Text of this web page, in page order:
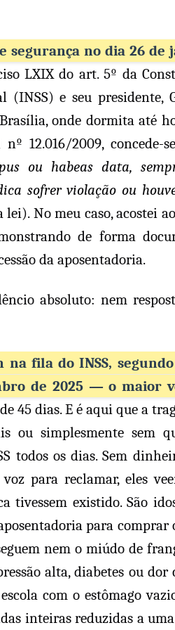
segurança no dia 26 de
LXIX do art. 5º da
e seu presidente,
onde dormita até
12.016/2009, concede-se
ou habeas data,
sofrer violação ou
No meu caso, acostei
de forma
da aposentadoria.
absoluto: nem
fila do INSS,
de 2025 — o maior
45 dias. E é aqui que a
ou simplesmente sem
todos os dias. Sem
para reclamar, eles
tivessem existido. São
para comprar
nem o miúdo de
alta, diabetes ou dor
com o estômago
inteiras reduzidas a